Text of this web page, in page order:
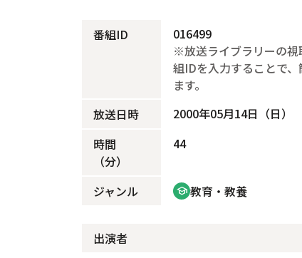
番組ID
016499
※放送ライブラリーの視
組IDを入力することで
ます。
放送日時
2000年05月14日（日）
時間
（分）
44
ジャンル school 教育・教養
出演者